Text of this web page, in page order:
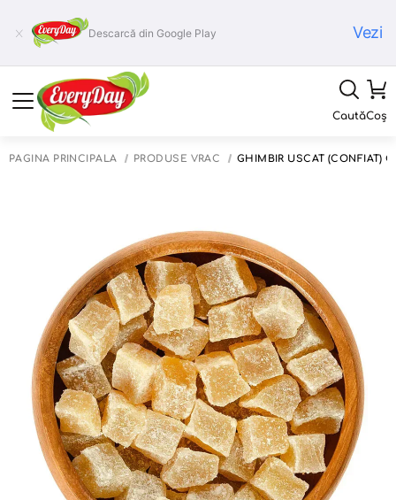
Descarcă din Google Play Vezi
CautăCoș
PAGINA PRINCIPALĂ PRODUSE VRAC GHIMBIR USCAT (CONFIAT)